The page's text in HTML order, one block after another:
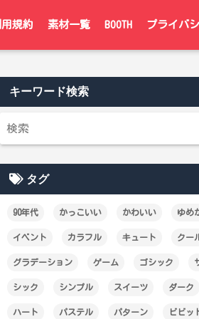
規約 素材一覧 BOOTH プライバ
キーワード検索
タグ
90年代 かっこいい かわいい ゆめ
イベント カラフル キュート クー
グラデーション ゲーム ゴシック
シック シンプル スイーツ ダーク
ハート パステル パターン ビビッ